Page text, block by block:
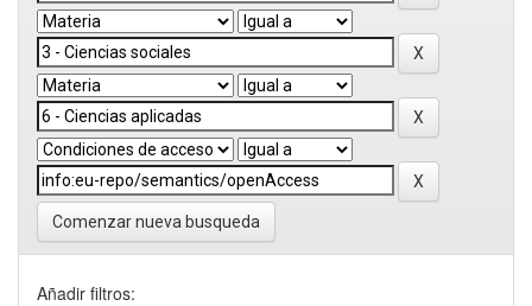
Comenzar nueva busqueda
Añadir filtros: